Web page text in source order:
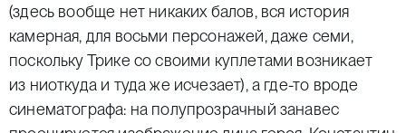
(здесь вообще нет никаких балов, вся история
камерная, для восьми персонажей, даже семи,
поскольку Трике со своими куплетами возникает
из ниоткуда и туда же исчезает), а где-то вроде
синематографа: на полупрозрачный занавес